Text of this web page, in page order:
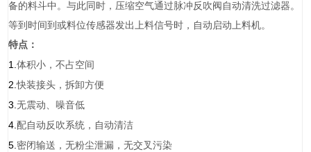
备的料斗中。与此同时，压缩空气通过脉冲反吹阀自动清洗过滤器。
等到时间到或料位传感器发出上料信号时，自动启动上料机。
特点：
1.体积小，不占空间
2.快装接头，拆卸方便
3.无震动、噪音低
4.配自动反吹系统，自动清洁
5. 密闭输送，无粉尘泄漏，无交叉污染